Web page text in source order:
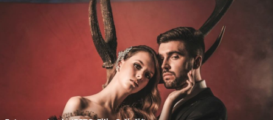
OMOGUĆI OBAVIJESTI